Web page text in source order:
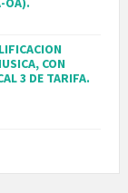
CON
3 DE TARIFA.